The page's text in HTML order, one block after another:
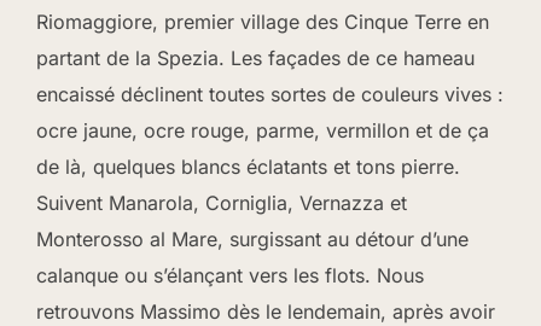
Riomaggiore, premier village des Cinque Terre en
partant de la Spezia. Les façades de ce hameau
encaissé déclinent toutes sortes de couleurs vives :
ocre jaune, ocre rouge, parme, vermillon et de ça
de là, quelques blancs éclatants et tons pierre.
Suivent Manarola, Corniglia, Vernazza et
Monterosso al Mare, surgissant au détour d’une
calanque ou s’élançant vers les flots. Nous
retrouvons Massimo dès le lendemain, après avoir